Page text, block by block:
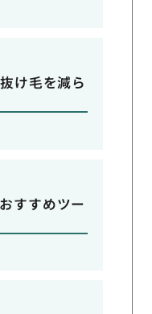
け毛を減ら
すすめツー